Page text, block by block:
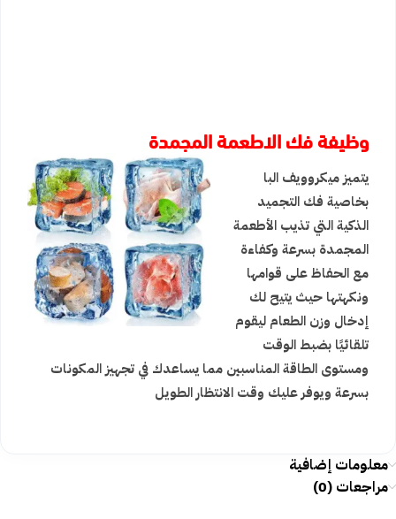
وظيفة فك الاطعمة المجمدة
يتميز ميكروويف البا
بخاصية فك التجميد
الذكية التي تذيب الأطعمة
المجمدة بسرعة وكفاءة
مع الحفاظ على قوامها
ونكهتها حيث يتيح لك
إدخال وزن الطعام ليقوم
تلقائيًا بضبط الوقت
ومستوى الطاقة المناسبين مما يساعدك في تجهيز المكونات
بسرعة ويوفر عليك وقت الانتظار الطويل
معلومات إضافية
مراجعات (0)